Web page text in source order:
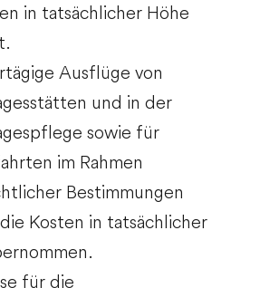
in tatsächlicher Höhe
Ausflüge von
und in der
sowie für
im Rahmen
Bestimmungen
Kosten in tatsächlicher
für die